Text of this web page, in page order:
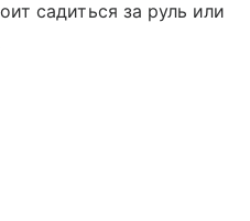
садиться за руль или